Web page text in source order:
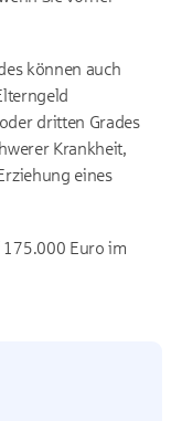
können auch
dritten Grades
Krankheit,
eines
175.000 Euro im